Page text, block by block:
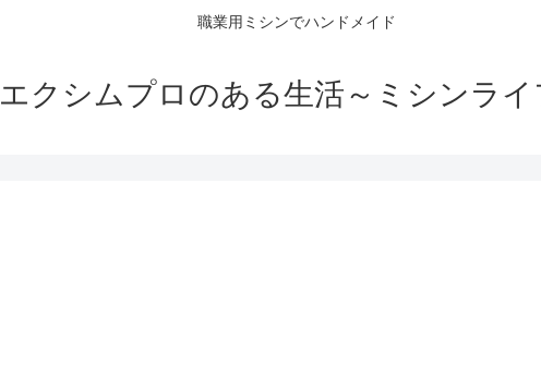
職業用ミシンでハンドメイド
エクシムプロのある生活～ミシンライ